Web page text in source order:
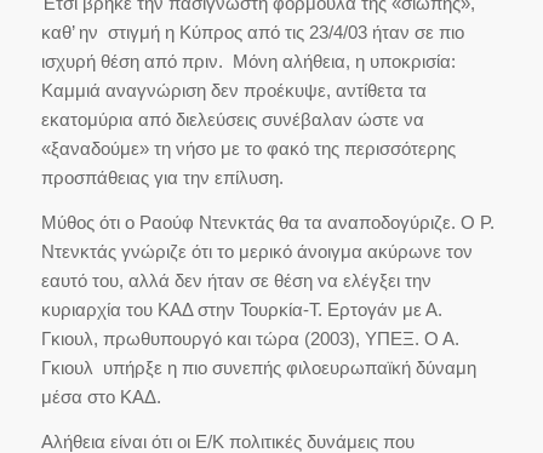
καθ’ ην στιγμή η Κύπρος από τις 23/4/03 ήταν σε πιο
ισχυρή θέση από πριν. Μόνη αλήθεια, η υποκρισία:
Καμμιά αναγνώριση δεν προέκυψε, αντίθετα τα
εκατομύρια από διελεύσεις συνέβαλαν ώστε να
«ξαναδούμε» τη νήσο με το φακό της περισσότερης
προσπάθειας για την επίλυση.
Μύθος ότι ο Ραούφ Ντενκτάς θα τα αναποδογύριζε. Ο Ρ.
Ντενκτάς γνώριζε ότι το μερικό άνοιγμα ακύρωνε τον
εαυτό του, αλλά δεν ήταν σε θέση να ελέγξει την
κυριαρχία του ΚΑΔ στην Τουρκία-Τ. Ερτογάν με Α.
Γκιουλ, πρωθυπουργό και τώρα (2003), ΥΠΕΞ. Ο Α.
Γκιουλ υπήρξε η πιο συνεπής φιλοευρωπαϊκή δύναμη
μέσα στο ΚΑΔ.
Αλήθεια είναι ότι οι Ε/Κ πολιτικές δυνάμεις που